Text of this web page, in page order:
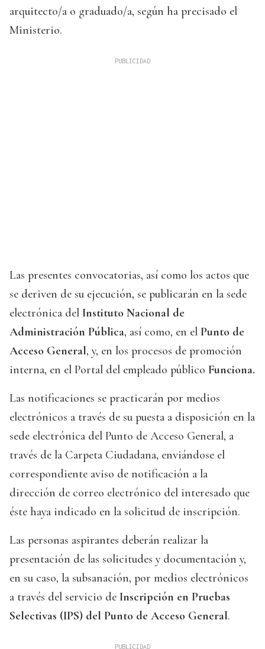
arquitecto/a o graduado/a, según ha precisado el
Ministerio.
Las presentes convocatorias, así como los actos que
se deriven de su ejecución, se publicarán en la sede
electrónica del Instituto Nacional de
Administración Pública, así como, en el Punto de
Acceso General, y, en los procesos de promoción
interna, en el Portal del empleado público Funciona.
Las notificaciones se practicarán por medios
electrónicos a través de su puesta a disposición en la
sede electrónica del Punto de Acceso General, a
través de la Carpeta Ciudadana, enviándose el
correspondiente aviso de notificación a la
dirección de correo electrónico del interesado que
éste haya indicado en la solicitud de inscripción.
Las personas aspirantes deberán realizar la
presentación de las solicitudes y documentación y,
en su caso, la subsanación, por medios electrónicos
a través del servicio de Inscripción en Pruebas
Selectivas (IPS) del Punto de Acceso General.